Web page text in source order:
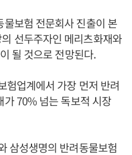
보험 전문회사 진출이 본
선두주자인 메리츠화재와
될 것으로 전망된다.
험업계에서 가장 먼저 반려
70% 넘는 독보적 시장
삼성생명의 반려동물보험